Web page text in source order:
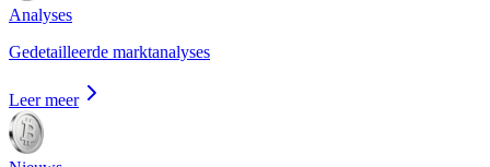
Analyses
Gedetailleerde marktanalyses
Leer meer